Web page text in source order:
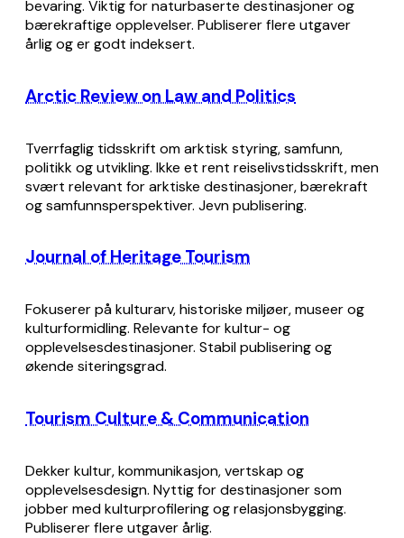
bevaring. Viktig for naturbaserte destinasjoner og
bærekraftige opplevelser. Publiserer flere utgaver
årlig og er godt indeksert.
Arctic Review on Law and Politics
Tverrfaglig tidsskrift om arktisk styring, samfunn,
politikk og utvikling. Ikke et rent reiselivstidsskrift, men
svært relevant for arktiske destinasjoner, bærekraft
og samfunnsperspektiver. Jevn publisering.
Journal of Heritage Tourism
Fokuserer på kulturarv, historiske miljøer, museer og
kulturformidling. Relevante for kultur- og
opplevelsesdestinasjoner. Stabil publisering og
økende siteringsgrad.
Tourism Culture & Communication
Dekker kultur, kommunikasjon, vertskap og
opplevelsesdesign. Nyttig for destinasjoner som
jobber med kulturprofilering og relasjonsbygging.
Publiserer flere utgaver årlig.